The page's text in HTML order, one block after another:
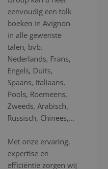
eenvoudig een tolk
boeken in Avignon
in alle gewenste
talen, bvb.
Nederlands, Frans,
Engels, Duits,
Spaans, Italiaans,
Pools, Roemeens,
Zweeds, Arabisch,
Russisch, Chinees,...
Met onze ervaring,
expertise en
efficiëntie zorgen wij